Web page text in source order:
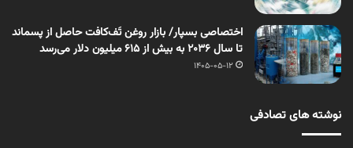
اختصاصی بسپار/ بازار روغن تَف‌کافت حاصل از پسماند
تا سال ۲۰۳۶ به بیش از ۶۱۵ میلیون دلار می‌رسد
1405-05-12
نوشته های تصادفی